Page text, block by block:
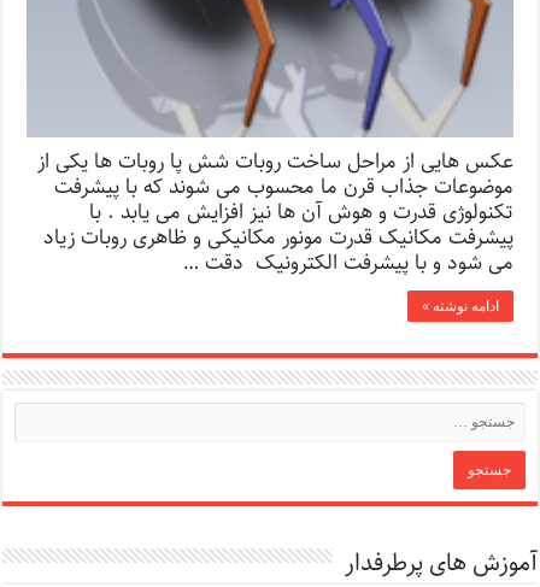
عکس هایی از مراحل ساخت روبات شش پا روبات ها یکی از
موضوعات جذاب قرن ما محسوب می شوند که با پیشرفت
تکنولوژی قدرت و هوش آن ها نیز افزایش می یابد . با
پیشرفت مکانیک قدرت مونور مکانیکی و ظاهری روبات زیاد
می شود و با پیشرفت الکترونیک دقت …
ادامه نوشته »
آموزش های پرطرفدار